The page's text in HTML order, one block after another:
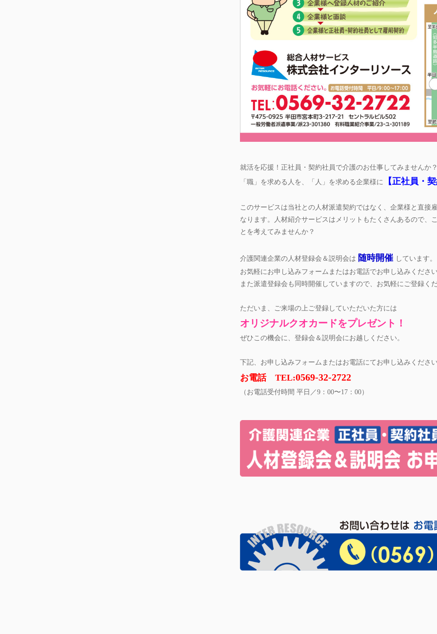
就活を応援！正社員・契約社員で介護のお仕事してみませんか
「職」を求める人を、「人」を求める企業様に
【正社員・
このサービスは当社との人材派遣契約ではなく、企業様と直接
なります。人材紹介サービスはメリットもたくさんあるので、
とを考えてみませんか？
介護関連企業の人材登録会＆説明会は 随時開催 しています。
お気軽にお申し込みフォームまたはお電話でお申し込みくださ
また派遣登録会も同時開催していますので、お気軽にご登録く
ただいま、ご来場の上ご登録していただいた方には
オリジナルクオカードをプレゼント！
ぜひこの機会に、登録会＆説明会にお越しください。
下記、お申し込みフォームまたはお電話にてお申し込みくださ
お電話 TEL:0569-32-2722
（お電話受付時間 平日／9：00〜17：00）